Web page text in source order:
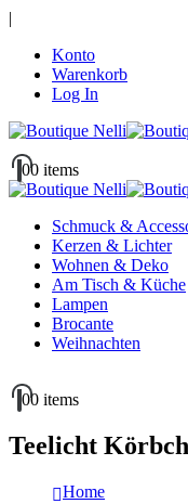
|
Konto
Warenkorb
Log In
00 items
Schmuck &
Kerzen & Lichter
Wohnen & Deko
Am Tisch & Küche
Lampen
Brocante
Weihnachten
00 items
Teelicht
Home